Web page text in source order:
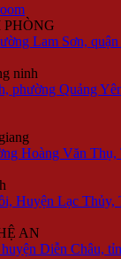
Lam Sơn,
ninh
phường Quảng
Hoàng Văn Thụ,
Huyện Lạc Thủy,
AN
Diễn Châu,